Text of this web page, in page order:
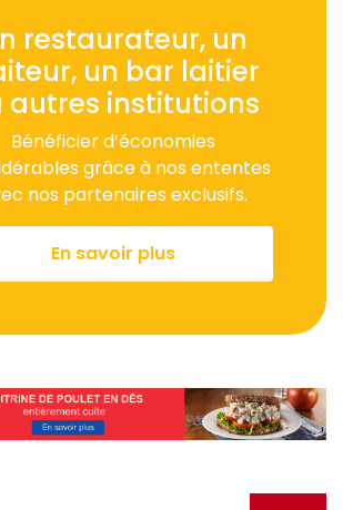
restaurateur, un
un bar laitier
autres institutions
Bénéficier d’économies
grâce à nos ententes
nos partenaires exclusifs.
En savoir plus